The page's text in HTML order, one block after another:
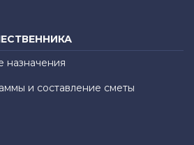
назначения
и составление сметы